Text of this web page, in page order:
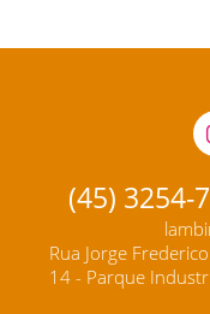
(45) 3254-
Rua Jorge
14 - Parque